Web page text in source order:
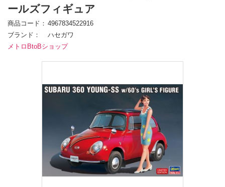
ールズフィギュア
商品コード
4967834522916
ブランド
ハセガワ
メトロBtoBショップ